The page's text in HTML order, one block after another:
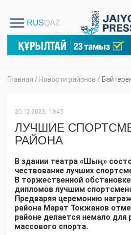
Главная / Новости районов /
20.12.2023, 10:45
ЛУЧШИЕ
РАЙОНА
В здании театра «Шың»
чествование лучших
В торжественной
дипломов лучшим
Предваряя церемонию
района Марат Токжанов
районе делается немало для
массового спорта.